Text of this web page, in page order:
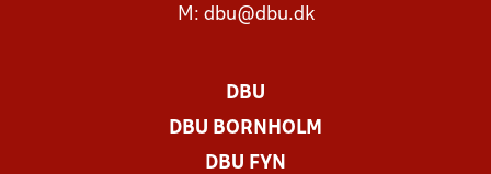
M: dbu@dbu.dk
DBU
DBU BORNHOLM
DBU FYN